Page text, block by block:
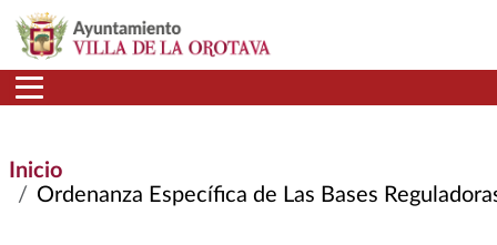
Pasar al contenido principal
Inicio
Ordenanza Específica de Las Bases